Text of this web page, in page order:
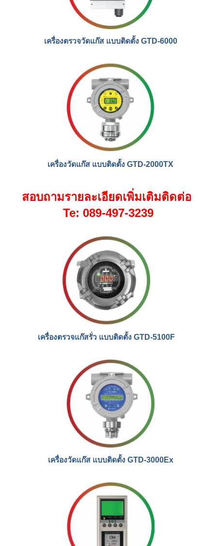
เครื่องตรวจวัดแก๊ส แบบติดตั้ง GTD-6000
เครื่องวัดแก๊ส แบบติดตั้ง GTD-2000TX
สอบถามรายละเอียดเพิ่มเติมติดต่อ
Te: 089-497-3239
เครื่องตรวจแก๊สรั่ว แบบติดตั้ง GTD-5100F
เครื่องวัดแก๊ส แบบติดตั้ง GTD-3000Ex